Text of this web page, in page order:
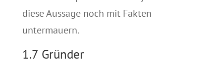
diese Aussage noch mit Fakten
untermauern.
1.7 Gründer